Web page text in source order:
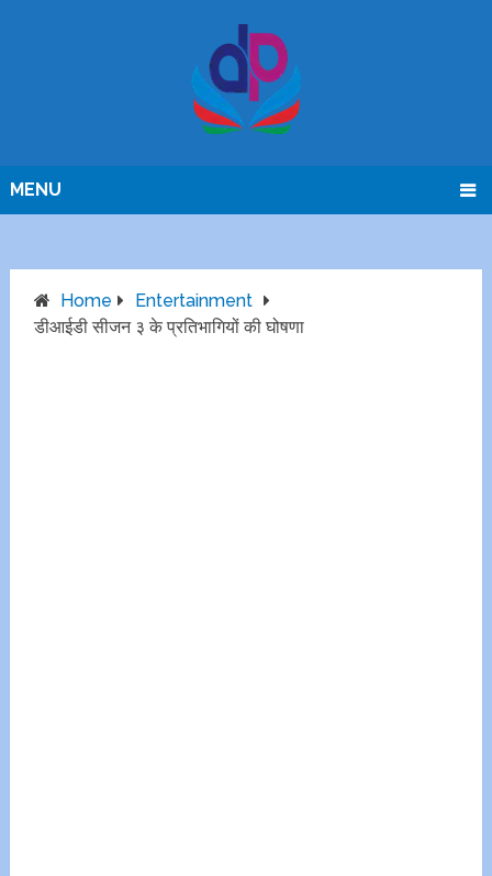
MENU
Home
Entertainment
डीआईडी सीजन ३ के प्रतिभागियों की घोषणा